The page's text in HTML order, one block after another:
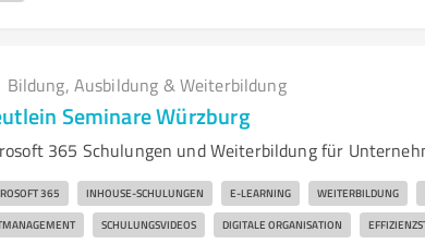
Bildung, Ausbildung & Weiterbildung
Seminare Würzburg
365 Schulungen und Weiterbildung für
365 INHOUSE-SCHULUNGEN E-LEARNING WEITERBILDUNG
SCHULUNGSVIDEOS DIGITALE ORGANISATION